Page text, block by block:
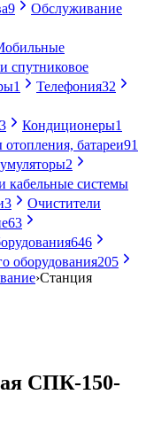
9
Обслуживание
спутниковое
1 Телефония32
Кондиционеры1
отопления, батареи91
2
кабельные системы
3
Очистители
63
646
оборудования205
›Станция
СПК-150-